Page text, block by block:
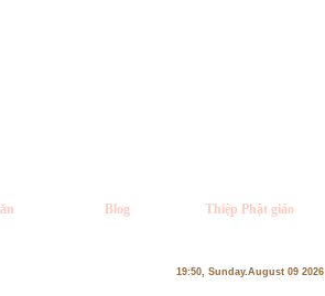
Blog Thiệp Phật giáo
19:50, Sunday.August 09 2026